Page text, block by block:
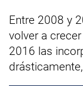
Entre 2008 y
volver a
2016 las